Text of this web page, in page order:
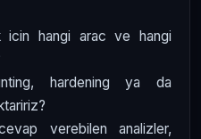
icin hangi arac ve hangi
hardening ya da
verebilen analizler,